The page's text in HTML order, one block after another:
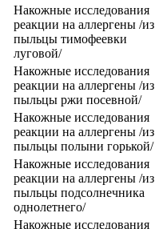
Накожные исследования
реакции на аллергены /из
пыльцы тимофеевки
луговой/
Накожные исследования
реакции на аллергены /из
пыльцы ржи посевной/
Накожные исследования
реакции на аллергены /из
пыльцы полыни горькой/
Накожные исследования
реакции на аллергены /из
пыльцы подсолнечника
однолетнего/
Накожные исследования